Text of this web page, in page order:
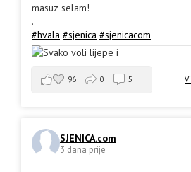
masuz selam!
.
#hvala #sjenica #sjenicacom
96 0 5
SJENICA.com
3 dana prije